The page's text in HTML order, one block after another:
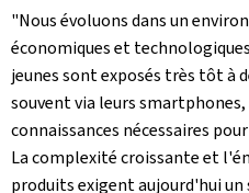
"Nous évoluons dans un
économiques et
jeunes sont exposés très tôt à
souvent via leurs
connaissances nécessaires
La complexité croissante et
produits exigent aujourd'hui